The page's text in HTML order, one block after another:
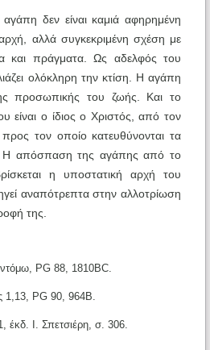
δεν είναι καμιά αφηρημένη
αλλά συγκεκριμένη σχέση με
και πράγματα. Ως αδελφός του
ολόκληρη την κτίση. Η αγάπη
προσωπικής του ζωής. Και το
είναι ο ίδιος ο Χριστός, από τον
τον οποίο κατευθύνονται τα
απόσπαση της αγάπης από το
η υποστατική αρχή του
αναπότρεπτα στην αλλοτρίωση
της.
PG 88, 1810BC.
1,13, PG 90, 964B.
έκδ. Ι. Σπετσιέρη, σ. 306.